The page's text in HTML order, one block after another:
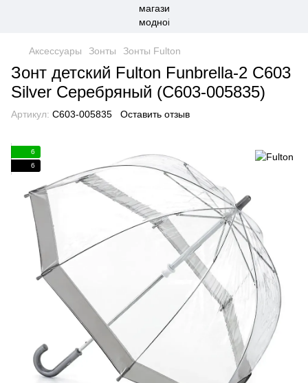
Аксессуары Зонты Зонты Fulton
Зонт детский Fulton Funbrella-2 C603
Silver Серебряный (C603-005835)
Артикул: C603-005835 Оставить отзыв
6
6